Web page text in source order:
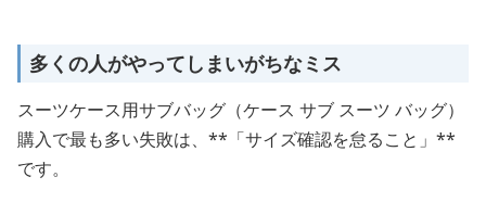
多くの人がやってしまいがちなミス
スーツケース用サブバッグ（ケース サブ スーツ バッグ）
購入で最も多い失敗は、**「サイズ確認を怠ること」**
です。